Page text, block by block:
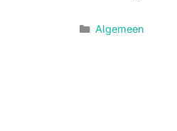
Categorieën
Algemeen